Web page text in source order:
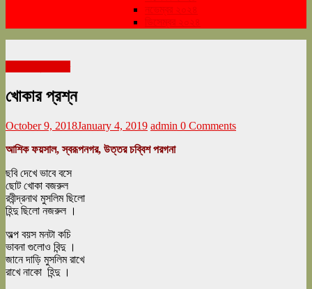
নভেম্বর ২০২৪
ডিসেম্বর ২০২৪
খোকার প্রশ্ন
October 9, 2018January 4, 2019 admin 0 Comments
আশিক ফয়সাল, স্বরূপনগর, উত্তর চব্বিশ পরগনা
ছবি দেখে ভাবে বসে
ছোট খোকা বজরুল
রবীন্দ্রনাথ মুসলিম ছিলো
হিন্দু ছিলো নজরুল ।
অল্প বয়স মনটা কচি
ভাবনা গুলোও বিন্দু ।
জানে দাড়ি মুসলিম রাখে
রাখে নাকো হিন্দু ।